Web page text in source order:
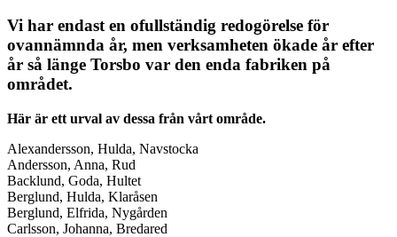
Vi har endast en ofullständig redogörelse för
ovannämnda år, men verksamheten ökade år efter
år så länge Torsbo var den enda fabriken på
området.
Här är ett urval av dessa från vårt område.
Alexandersson, Hulda, Navstocka
Andersson, Anna, Rud
Backlund, Goda, Hultet
Berglund, Hulda, Klaråsen
Berglund, Elfrida, Nygården
Carlsson, Johanna, Bredared